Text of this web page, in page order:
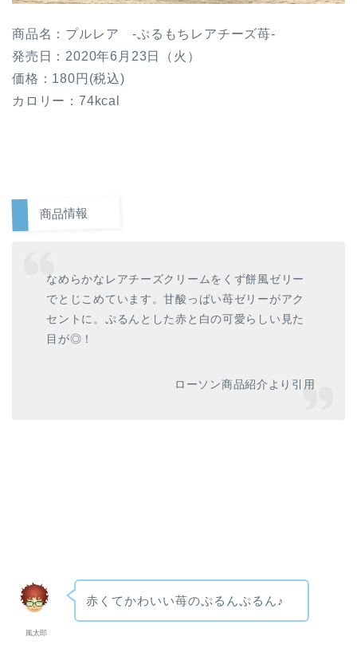
商品名：プルレア -ぷるもちレアチーズ苺-
発売日：2020年6月23日（火）
価格：180円(税込)
カロリー：74kcal
商品情報
なめらかなレアチーズクリームをくず餅風ゼリー
でとじこめています。甘酸っぱい苺ゼリーがアク
セントに。ぷるんとした赤と白の可愛らしい見た
目が◎！
ローソン商品紹介より引用
風太郎
赤くてかわいい苺のぷるんぷるん♪